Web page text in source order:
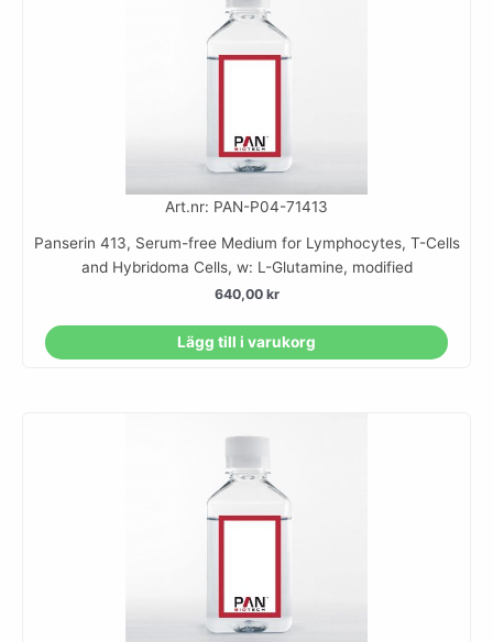
Art.nr: PAN-P04-71413
Panserin 413, Serum-free Medium for Lymphocytes, T-Cells
and Hybridoma Cells, w: L-Glutamine, modified
640,00 kr
Lägg till i varukorg